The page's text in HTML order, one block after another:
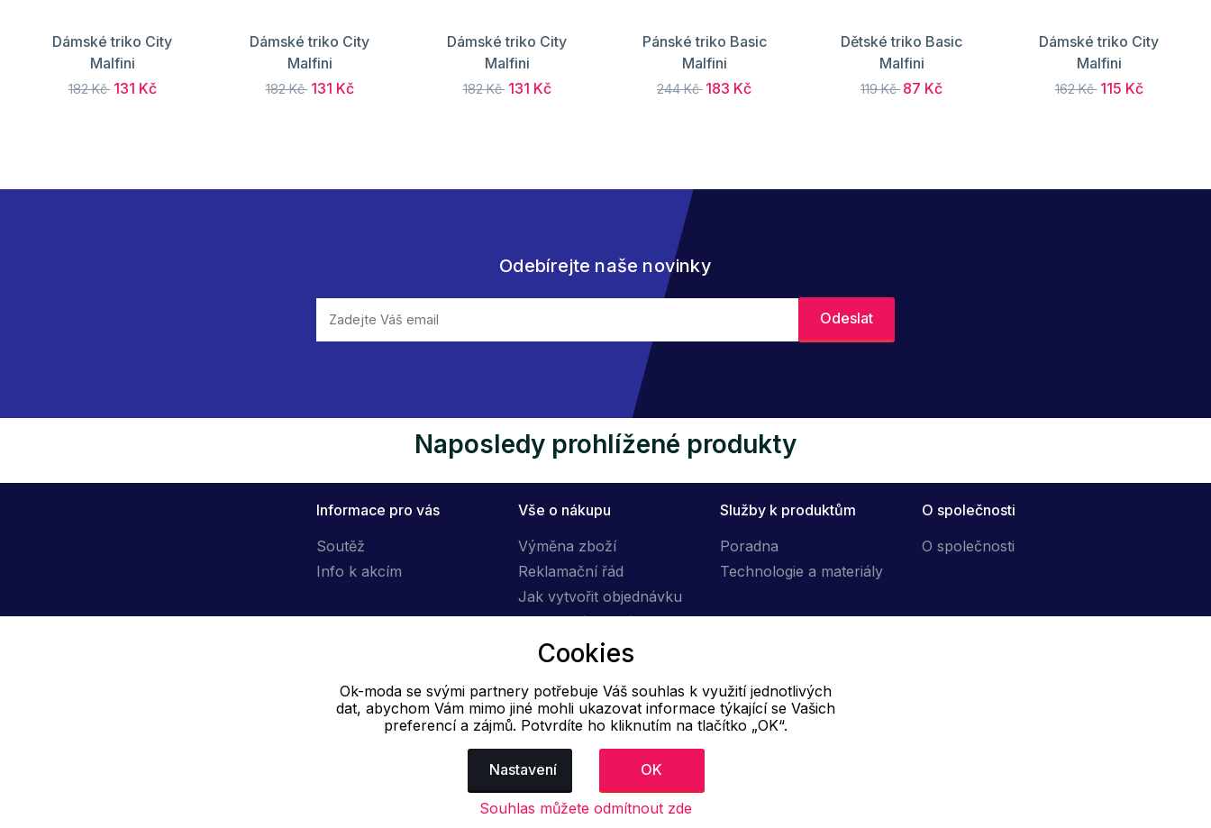
Dámské triko City
Malfini
182 Kč 131 Kč
Dámské triko City
Malfini
182 Kč 131 Kč
Dámské triko City
Malfini
182 Kč 131 Kč
Pánské triko Basic
Malfini
244 Kč 183 Kč
Dětské triko Basic
Malfini
119 Kč 87 Kč
Dámské triko City
Malfini
162 Kč 115 Kč
Odebírejte naše novinky
Naposledy prohlížené produkty
Informace pro vás
Soutěž
Info k akcím
Vše o nákupu
Výměna zboží
Reklamační řád
Jak vytvořit objednávku
Obchodní podmínky
Doprava
Služby k produktům
Poradna
Technologie a materiály
O společnosti
O společnosti
E-mail
Online
info@ok-moda.cz
Cookies
Ok-moda se svými partnery potřebuje Váš souhlas k využití jednotlivých
dat, abychom Vám mimo jiné mohli ukazovat informace týkající se Vašich
preferencí a zájmů. Potvrdíte ho kliknutím na tlačítko „OK“.
Nastavení OK
Souhlas můžete odmítnout zde